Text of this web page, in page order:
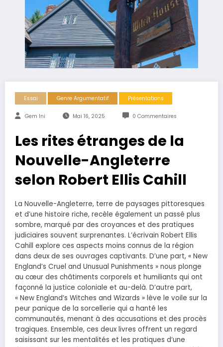
Essai Genre Argumentatif Présentations
Gem Ini Mai 16, 2025 0 Commentaires
Les rites étranges de la
Nouvelle-Angleterre
selon Robert Ellis Cahill
La Nouvelle-Angleterre, terre de paysages pittoresques
et d’une histoire riche, recèle également un passé plus
sombre, marqué par des croyances et des pratiques
judiciaires souvent surprenantes. L’écrivain Robert Ellis
Cahill explore ces aspects moins connus de la région
dans deux de ses ouvrages captivants. D’une part, « New
England’s Cruel and Unusual Punishments » nous plonge
au cœur des châtiments corporels et humiliants qui ont
façonné la justice coloniale et au-delà. D’autre part,
« New England’s Witches and Wizards » lève le voile sur la
peur panique de la sorcellerie qui a hanté les
communautés, menant à des accusations et des procès
tragiques. Ensemble, ces deux livres offrent un regard
saisissant sur les mentalités et les pratiques d’une